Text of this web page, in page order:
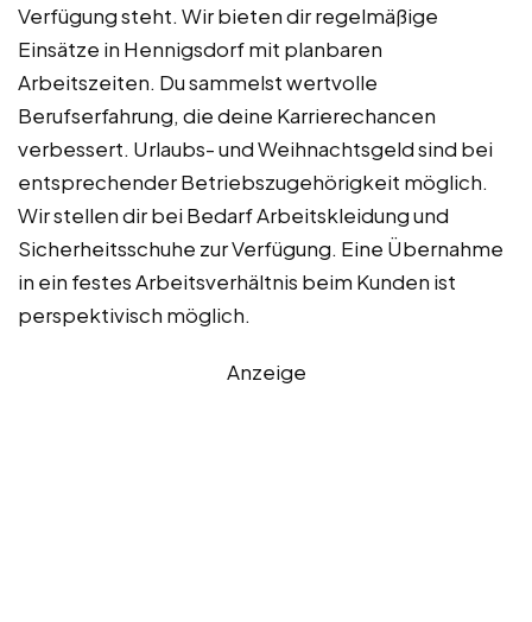
Verfügung steht. Wir bieten dir regelmäßige
Einsätze in Hennigsdorf mit planbaren
Arbeitszeiten. Du sammelst wertvolle
Berufserfahrung, die deine Karrierechancen
verbessert. Urlaubs- und Weihnachtsgeld sind bei
entsprechender Betriebszugehörigkeit möglich.
Wir stellen dir bei Bedarf Arbeitskleidung und
Sicherheitsschuhe zur Verfügung. Eine Übernahme
in ein festes Arbeitsverhältnis beim Kunden ist
perspektivisch möglich.
Anzeige